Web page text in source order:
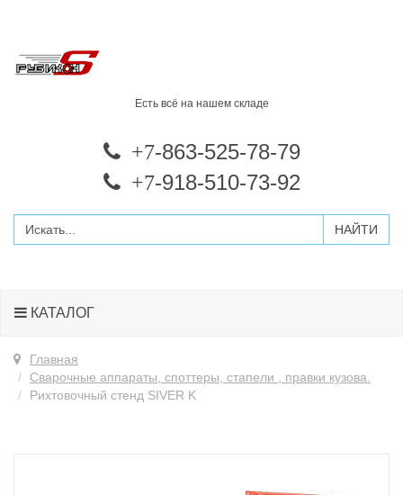
Есть всё на нашем складе
+7-863-525-78-79
+7-918-510-73-92
КАТАЛОГ
Главная
Сварочные аппараты, споттеры, стапели , правки кузова.
Рихтовочный стенд SIVER K